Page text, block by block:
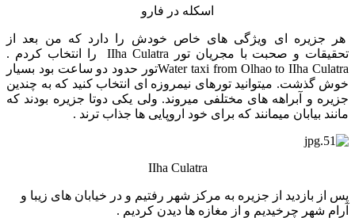
اسکله در فارو
هر جزیره ای ویژگی های خاص خودش را دارد که من بعد از
تحقیقات و صحبت با مجریان تور IIha Culatra را انتخاب کردم .
Water taxi from Olhao to IIha Culatraتور حدود دو ساعت بود بسیار
خوش گذشت. میتوانید تورهای نیمروزه ای انتخاب کنید که به چندین
جزیره و آبراهه های مختلفی میروند. ولی یکی دوتا جزیره بودند که
مانند بیابان میمانند که برای خود اروپایی ها جذاب ترند .
پس از بازدید از جزیره به مرکز شهر رفتیم و در خیابان های زیبا و
آرام شهر چرخیدیم و از مغازه ها دیدن کردیم .